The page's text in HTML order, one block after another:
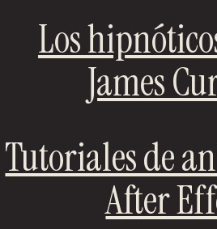
Los
James
Tutoriales de
After